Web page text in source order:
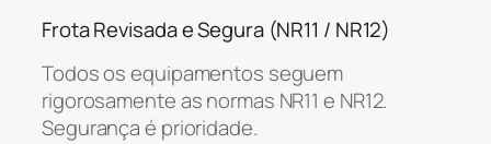
Frota Revisada e Segura (NR11 / NR12)
Todos os equipamentos seguem
rigorosamente as normas NR11 e NR12.
Segurança é prioridade.